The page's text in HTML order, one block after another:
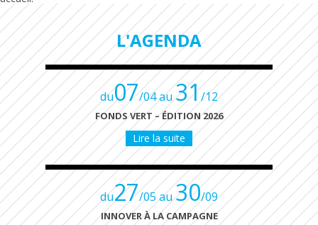
L'AGENDA
du07/04 au31/12
FONDS VERT – ÉDITION 2026
Lire la suite
du27/05 au30/09
INNOVER À LA CAMPAGNE